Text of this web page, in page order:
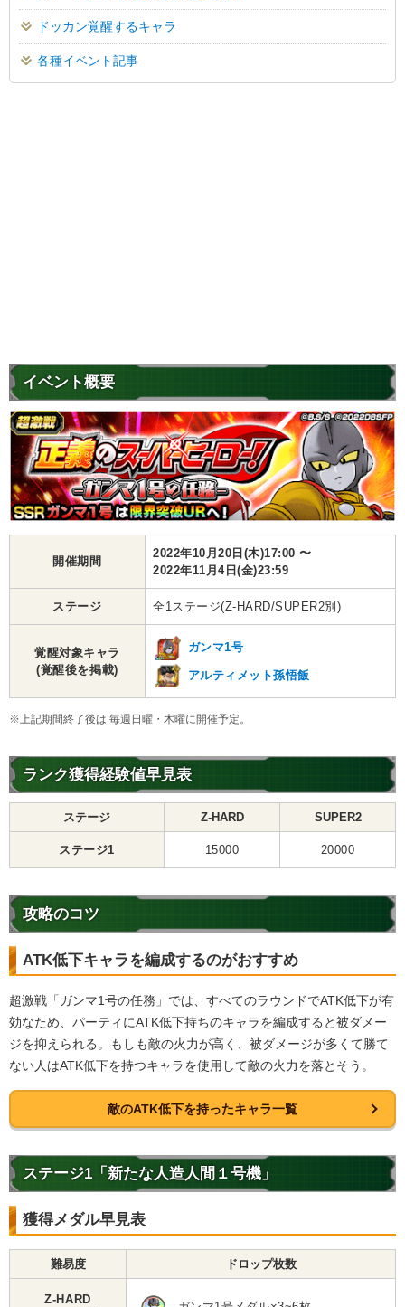
ドッカン覚醒するキャラ
各種イベント記事
イベント概要
開催期間
2022年10月20日(木)17:00 〜
2022年11月4日(金)23:59
ステージ 全1ステージ(Z-HARD/SUPER2別)
覚醒対象キャラ
(覚醒後を掲載)
ガンマ1号
アルティメット孫悟飯
※上記期間終了後は 毎週日曜・木曜に開催予定。
ランク獲得経験値早見表
ステージ Z-HARD SUPER2
ステージ1 15000 20000
攻略のコツ
ATK低下キャラを編成するのがおすすめ
超激戦「ガンマ1号の任務」では、すべてのラウンドでATK低下が有
効なため、パーティにATK低下持ちのキャラを編成すると被ダメー
ジを抑えられる。もしも敵の火力が高く、被ダメージが多くて勝て
ない人はATK低下を持つキャラを使用して敵の火力を落とそう。
敵のATK低下を持ったキャラ一覧
ステージ1「新たな人造人間１号機」
獲得メダル早見表
難易度 ドロップ枚数
Z-HARD